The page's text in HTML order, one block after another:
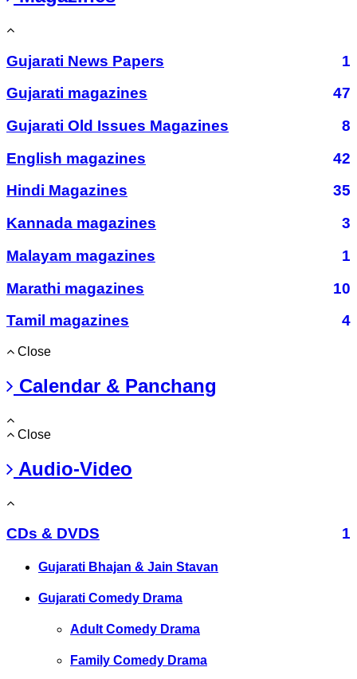
Gujarati News Papers
1
Gujarati magazines
47
Gujarati Old Issues Magazines
8
English magazines
42
Hindi Magazines
35
Kannada magazines
3
Malayam magazines
1
Marathi magazines
10
Tamil magazines
4
Close
Calendar & Panchang
Close
Audio-Video
CDs & DVDS 1
Gujarati Bhajan & Jain Stavan
Gujarati Comedy Drama
Adult Comedy Drama
Family Comedy Drama